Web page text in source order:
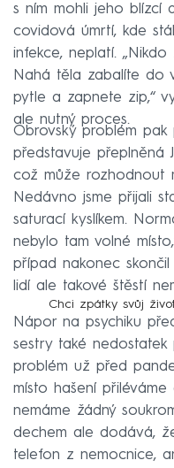
s ním mohli jeho blízcí
covidová úmrtí, kde
infekce, neplatí.
Nahá těla zabalíte do
pytle a zapnete zip,“
ale nutný proces.
Obrovský problém
představuje přeplněná
což může rozhodnout
Nedávno jsme přijali
saturací kyslíkem.
nebylo tam volné
případ nakonec
lidí ale takové štěstí
Chci zpátky svůj
Nápor na psychiku
sestry také
problém už před
místo hašení
nemáme žádný
dechem ale dodává,
telefon z nemocnice,